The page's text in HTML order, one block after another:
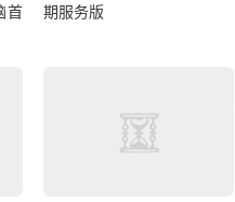
首
期服务版